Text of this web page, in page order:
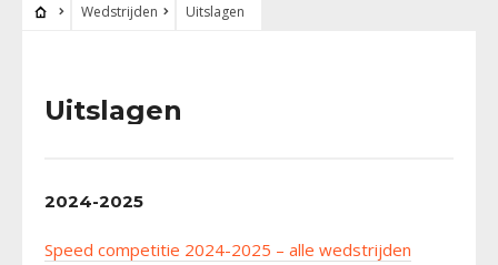
Wedstrijden Uitslagen
Uitslagen
2024-2025
Speed competitie 2024-2025 – alle wedstrijden